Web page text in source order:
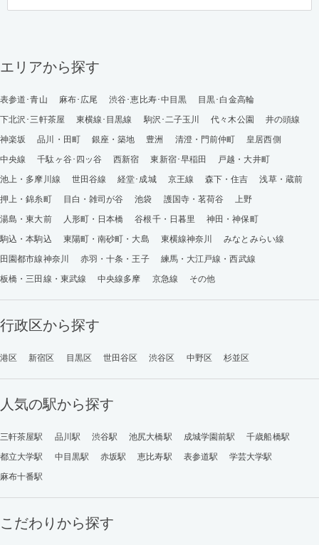
エリアから探す
表参道･青山 麻布･広尾 渋谷･恵比寿･中目黒
目黒･白金高輪
下北沢･三軒茶屋
東横線･目黒線 駒沢･二子玉川 代々木公園
井の頭線
神楽坂
品川・田町 銀座・築地 豊洲 清澄・門前仲町
皇居西側
中央線
千駄ヶ谷･四ッ谷 西新宿 東新宿･早稲田
戸越・大井町
池上・多摩川線
世田谷線 経堂･成城 京王線 森下・住吉
浅草・蔵前
押上・錦糸町
目白・雑司が谷 池袋 護国寺・茗荷谷
上野
湯島・東大前
人形町・日本橋 谷根千・日暮里
神田・神保町
駒込・本駒込
東陽町・南砂町・大島 東横線神奈川
みなとみらい線
田園都市線神奈川
赤羽・十条・王子
練馬・大江戸線・西武線
板橋・三田線・東武線
中央線多摩 京急線 その他
行政区から探す
港区 新宿区 目黒区 世田谷区 渋谷区 中野区 杉並区
人気の駅から探す
三軒茶屋駅 品川駅 渋谷駅 池尻大橋駅 成城学園前駅
千歳船橋駅
都立大学駅
中目黒駅 赤坂駅 恵比寿駅 表参道駅
学芸大学駅
麻布十番駅
こだわりから探す